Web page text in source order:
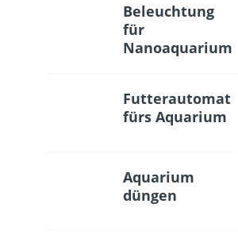
Beleuchtung
für
Nanoaquarium
Futterautomat
fürs Aquarium
Aquarium
düngen